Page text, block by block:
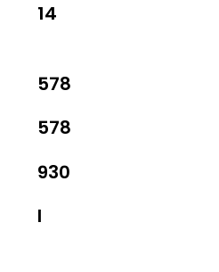
14
578
578
930
I